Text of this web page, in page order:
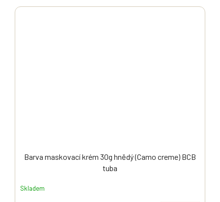
Barva maskovací krém 30g hnědý (Camo creme) BCB
tuba
Skladem